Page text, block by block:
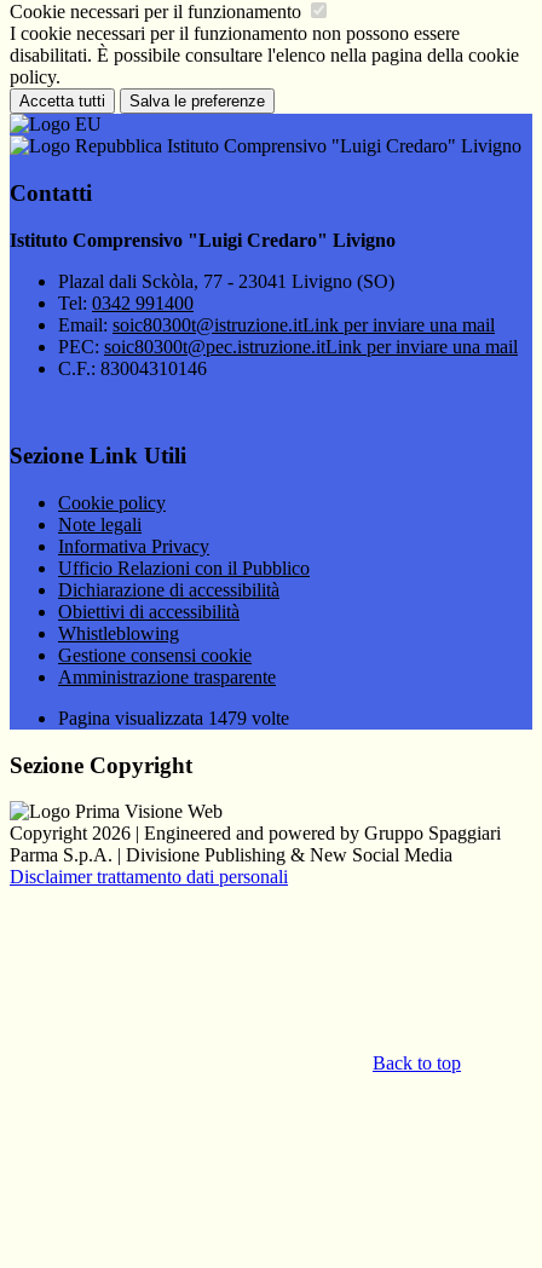
Cookie necessari per il funzionamento
I cookie necessari per il funzionamento non possono essere
disabilitati. È possibile consultare l'elenco nella pagina della cookie
policy.
Accetta tutti Salva le preferenze
Istituto Comprensivo "Luigi Credaro" Livigno
Contatti
Istituto Comprensivo "Luigi Credaro" Livigno
Plazal dali Sckòla, 77 - 23041 Livigno (SO)
Tel: 0342 991400
Email: soic80300t@istruzione.itLink per inviare una mail
PEC: soic80300t@pec.istruzione.itLink per inviare una mail
C.F.: 83004310146
Sezione Link Utili
Cookie policy
Note legali
Informativa Privacy
Ufficio Relazioni con il Pubblico
Dichiarazione di accessibilità
Obiettivi di accessibilità
Whistleblowing
Gestione consensi cookie
Amministrazione trasparente
Pagina visualizzata 1479 volte
Sezione Copyright
Copyright 2026 | Engineered and powered by Gruppo Spaggiari
Parma S.p.A. | Divisione Publishing & New Social Media
Disclaimer trattamento dati personali
Back to top